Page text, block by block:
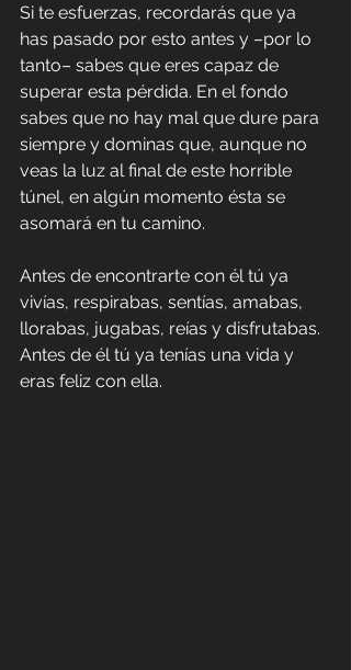
Si te esfuerzas, recordarás que ya
has pasado por esto antes y –por lo
tanto– sabes que eres capaz de
superar esta pérdida. En el fondo
sabes que no hay mal que dure para
siempre y dominas que, aunque no
veas la luz al final de este horrible
túnel, en algún momento ésta se
asomará en tu camino.
Antes de encontrarte con él tú ya
vivías, respirabas, sentías, amabas,
llorabas, jugabas, reías y disfrutabas.
Antes de él tú ya tenías una vida y
eras feliz con ella.